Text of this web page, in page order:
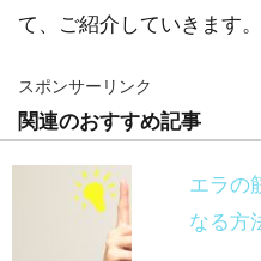
て、ご紹介していきます。
スポンサーリンク
関連のおすすめ記事
エラの
なる方